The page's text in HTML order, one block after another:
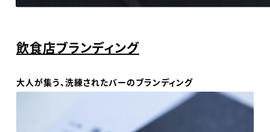
飲食店ブランディング
大人が集う、洗練されたバーのブランディング